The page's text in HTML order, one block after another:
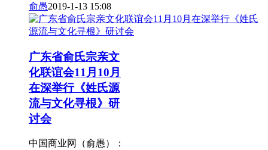
俞愚2019-1-13 15:08
广东省俞氏宗亲文
化联谊会11月10月
在深举行《姓氏源
流与文化寻根》研
讨会
中国商业网（俞愚）：